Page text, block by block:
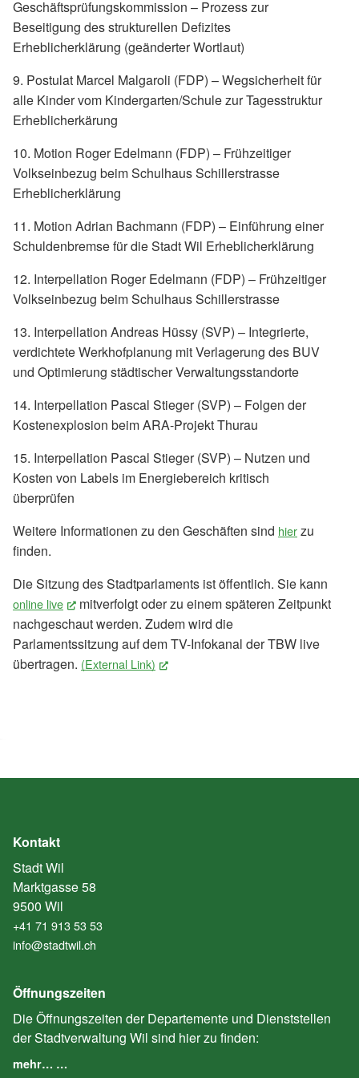
Geschäftsprüfungskommission – Prozess zur
Beseitigung des strukturellen Defizites
Erheblicherklärung (geänderter Wortlaut)
9. Postulat Marcel Malgaroli (FDP) – Wegsicherheit für
alle Kinder vom Kindergarten/Schule zur Tagesstruktur
Erheblicherkärung
10. Motion Roger Edelmann (FDP) – Frühzeitiger
Volkseinbezug beim Schulhaus Schillerstrasse
Erheblicherklärung
11. Motion Adrian Bachmann (FDP) – Einführung einer
Schuldenbremse für die Stadt Wil Erheblicherklärung
12. Interpellation Roger Edelmann (FDP) – Frühzeitiger
Volkseinbezug beim Schulhaus Schillerstrasse
13. Interpellation Andreas Hüssy (SVP) – Integrierte,
verdichtete Werkhofplanung mit Verlagerung des BUV
und Optimierung städtischer Verwaltungsstandorte
14. Interpellation Pascal Stieger (SVP) – Folgen der
Kostenexplosion beim ARA-Projekt Thurau
15. Interpellation Pascal Stieger (SVP) – Nutzen und
Kosten von Labels im Energiebereich kritisch
überprüfen
Weitere Informationen zu den Geschäften sind hierzu
finden.
Die Sitzung des Stadtparlaments ist öffentlich. Sie kann
online live (External Link)
mitverfolgt oder zu einem späteren Zeitpunkt
nachgeschaut werden. Zudem wird die
Parlamentssitzung auf dem TV-Infokanal der TBW live
übertragen. (External Link) (External Link)
Kontakt
Stadt Wil
Marktgasse 58
9500 Wil
+41 71 913 53 53
info@stadtwil.ch
Öffnungszeiten
Die Öffnungszeiten der Departemente und Dienststellen
der Stadtverwaltung Wil sind hier zu finden:
mehr… …